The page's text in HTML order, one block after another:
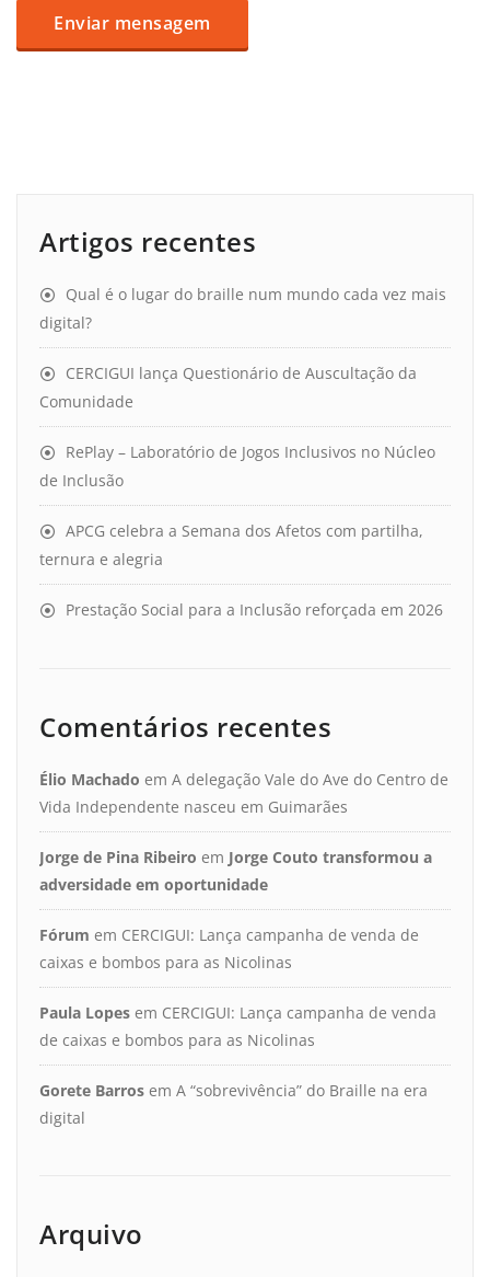
Artigos recentes
Qual é o lugar do braille num mundo cada vez mais
digital?
CERCIGUI lança Questionário de Auscultação da
Comunidade
RePlay – Laboratório de Jogos Inclusivos no Núcleo
de Inclusão
APCG celebra a Semana dos Afetos com partilha,
ternura e alegria
Prestação Social para a Inclusão reforçada em 2026
Comentários recentes
Élio Machado em A delegação Vale do Ave do Centro de
Vida Independente nasceu em Guimarães
Jorge de Pina Ribeiro em Jorge Couto transformou a
adversidade em oportunidade
Fórum em CERCIGUI: Lança campanha de venda de
caixas e bombos para as Nicolinas
Paula Lopes em CERCIGUI: Lança campanha de venda
de caixas e bombos para as Nicolinas
Gorete Barros em A “sobrevivência” do Braille na era
digital
Arquivo